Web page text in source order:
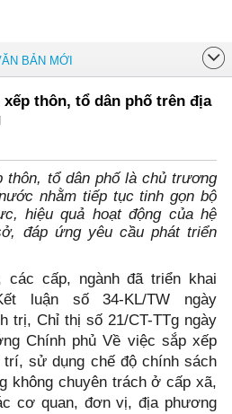
BẢN MỚI
thôn, tổ dân phố trên địa
thôn, tổ dân phố là chủ trương
nhằm tiếp tục tinh gọn bộ
hiệu quả hoạt động của hệ
đáp ứng yêu cầu phát triển
các cấp, ngành đã triển khai
luận số 34-KL/TW ngày
trị, Chỉ thị số 21/CT-TTg ngày
Chính phủ Về việc sắp xếp
sử dụng chế độ chính sách
không chuyên trách ở cấp xã,
cơ quan, đơn vị, địa phương